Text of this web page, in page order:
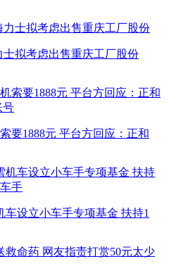
拟考虑出售重庆工厂股份
要1888元 平台方回应：正和
车设立小车手专项基金 扶持1